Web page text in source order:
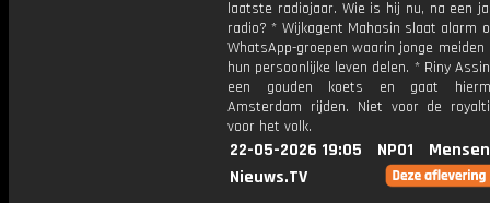
laatste radiojaar. Wie is hij nu, na een
radio? * Wijkagent Mahasin slaat alarm
WhatsApp-groepen waarin jonge meiden
hun persoonlijke leven delen. * Riny
een gouden koets en gaat
Amsterdam rijden. Niet voor de
voor het volk.
22-05-2026 19:05 NPO1
Nieuws.TV